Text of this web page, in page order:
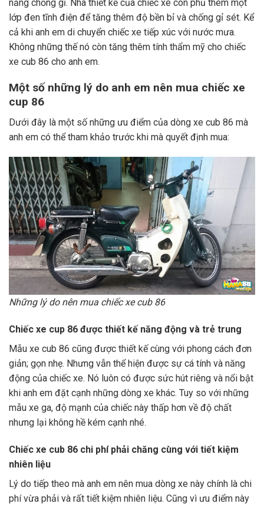
năng chống gỉ. Nhà thiết kế của chiếc xe còn phủ thêm một
lớp đen tĩnh điện để tăng thêm độ bền bỉ và chống gỉ sét. Kể
cả khi anh em di chuyển chiếc xe tiếp xúc với nước mưa.
Không những thế nó còn tăng thêm tính thẩm mỹ cho chiếc
xe cub 86 cho anh em.
Một số những lý do anh em nên mua chiếc xe
cup 86
Dưới đây là một số những ưu điểm của dòng xe cub 86 mà
anh em có thể tham khảo trước khi mà quyết định mua:
Những lý do nên mua chiếc xe cub 86
Chiếc xe cup 86 được thiết kế năng động và trẻ trung
Mẫu xe cub 86 cũng được thiết kế cùng với phong cách đơn
giản; gọn nhẹ. Nhưng vẫn thể hiện được sự cá tính và năng
động của chiếc xe. Nó luôn có được sức hút riêng và nổi bật
khi anh em đặt cạnh những dòng xe khác. Tuy so với những
mẫu xe ga, độ mạnh của chiếc này thấp hơn về độ chất
nhưng lại không hề kém cạnh nhé.
Chiếc xe cub 86 chi phí phải chăng cùng với tiết kiệm
nhiên liệu
Lý do tiếp theo mà anh em nên mua dòng xe này chính là chi
phí vừa phải và rất tiết kiệm nhiên liệu. Cũng vì ưu điểm này